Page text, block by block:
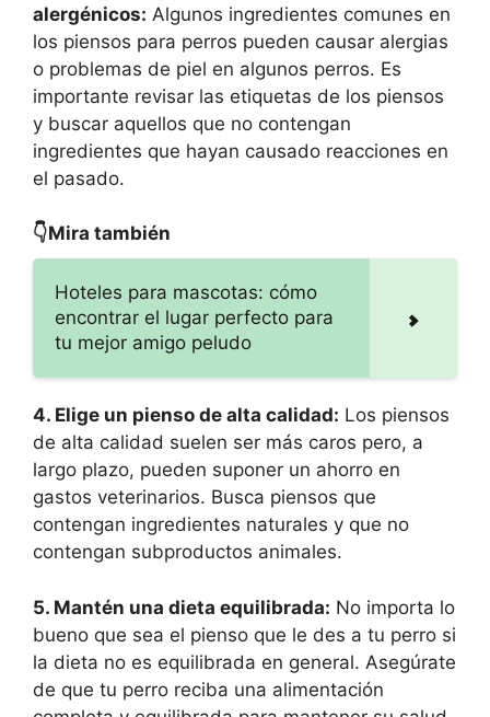
alergénicos: Algunos ingredientes comunes en
los piensos para perros pueden causar alergias
o problemas de piel en algunos perros. Es
importante revisar las etiquetas de los piensos
y buscar aquellos que no contengan
ingredientes que hayan causado reacciones en
el pasado.
👇Mira también
Hoteles para mascotas: cómo
encontrar el lugar perfecto para
tu mejor amigo peludo
4. Elige un pienso de alta calidad: Los piensos
de alta calidad suelen ser más caros pero, a
largo plazo, pueden suponer un ahorro en
gastos veterinarios. Busca piensos que
contengan ingredientes naturales y que no
contengan subproductos animales.
5. Mantén una dieta equilibrada: No importa lo
bueno que sea el pienso que le des a tu perro si
la dieta no es equilibrada en general. Asegúrate
de que tu perro reciba una alimentación